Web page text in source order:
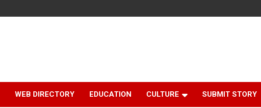
WEB DIRECTORY EDUCATION CULTURE SUBMIT STORY